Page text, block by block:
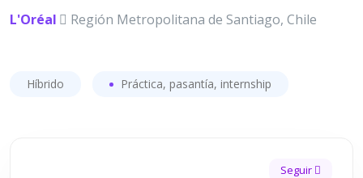
L'Oréal Región Metropolitana de Santiago, Chile
Híbrido Práctica, pasantía, internship
Seguir